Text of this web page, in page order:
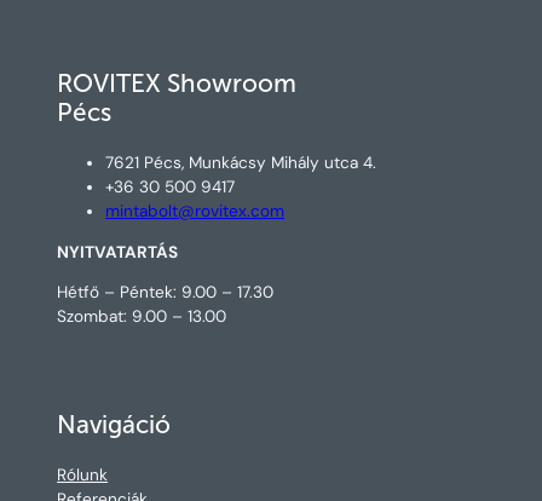
ROVITEX Showroom
Pécs
7621 Pécs, Munkácsy Mihály utca 4.
+36 30 500 9417
mintabolt@rovitex.com
NYITVATARTÁS
Hétfő – Péntek: 9.00 – 17.30
Szombat: 9.00 – 13.00
Navigáció
Rólunk